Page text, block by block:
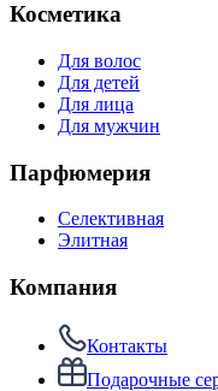
Косметика
Для волос
Для детей
Для лица
Для мужчин
Парфюмерия
Селективная
Элитная
Компания
Контакты
Подарочные